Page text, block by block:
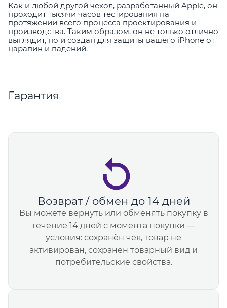
Как и любой другой чехол, разработанный Apple, он
проходит тысячи часов тестирования на
протяжении всего процесса проектирования и
производства. Таким образом, он не только отлично
выглядит, но и создан для защиты вашего iPhone от
царапин и падений.
Гарантия
Возврат / обмен до 14 дней
Вы можете вернуть или обменять покупку в
течение 14 дней с момента покупки —
условия: сохранён чек, товар не
активирован, сохранен товарный вид и
потребительские свойства.